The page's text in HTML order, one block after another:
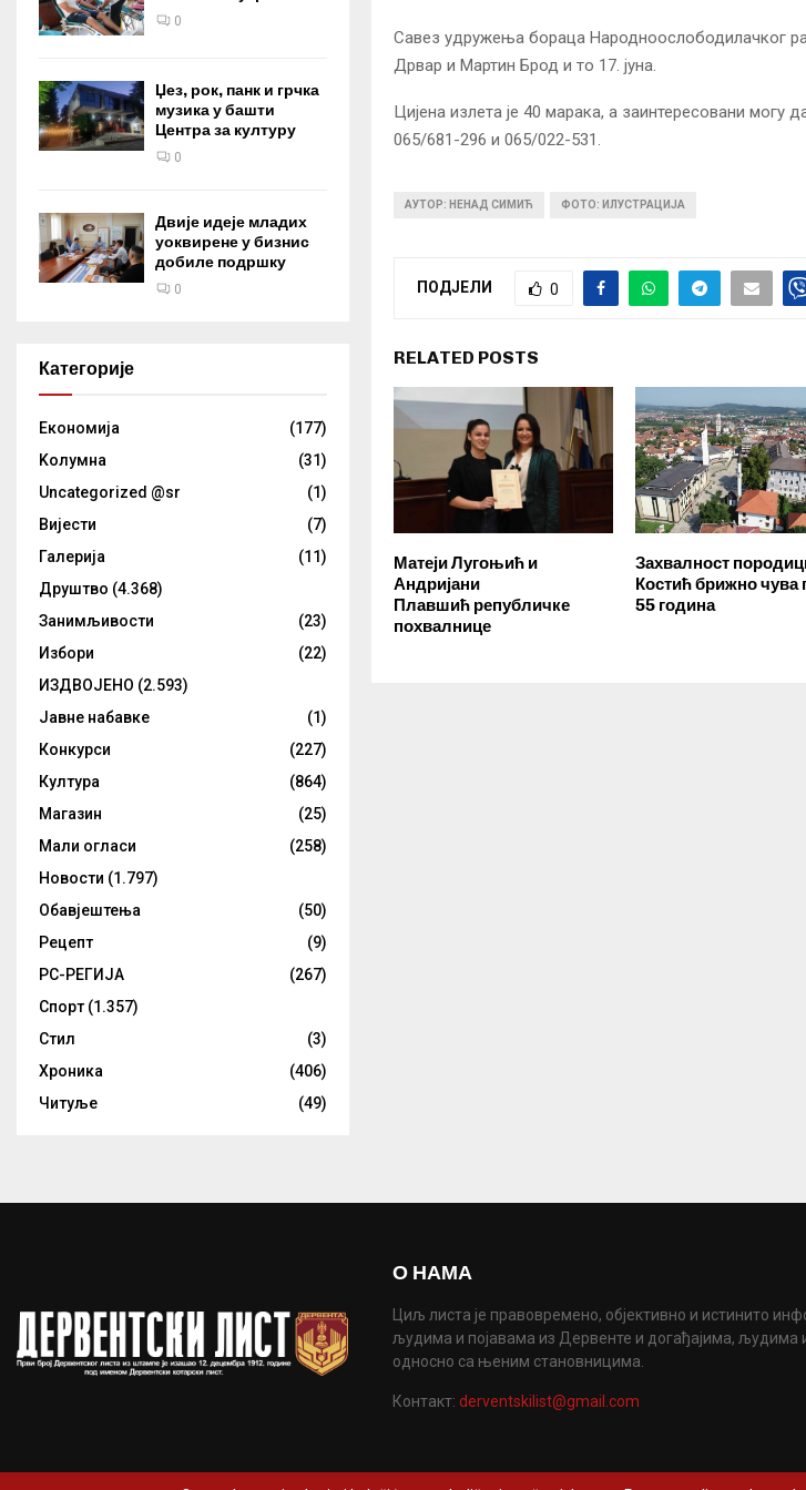
Савез удружења бораца Народноослободилачког
Дрвар и Мартин Брод и то 17. јуна.
Цијена излета је 40 марака, а заинтересовани могу
065/681-296 и 065/022-531.
АУТОР: НЕНАД СИМИЋ ФОТО: ИЛУСТРАЦИЈА
ПОДЈЕЛИ 0
RELATED POSTS
Матеји Лугоњић и
Андријани
Плавшић републичке
похвалнице
Захвалност
Костић брижно чува
55 година
0
Џез, рок, панк и грчка
музика у башти
Центра за културу
0
Двије идеје младих
уоквирене у бизнис
добиле подршку
0
Категорије
Eкономија
(177)
Kолумнa
(31)
Uncategorized @sr
(1)
Вијести
(7)
Галерија
(11)
Друштво (4.368)
Занимљивости
(23)
Избори
(22)
ИЗДВОЈЕНО (2.593)
Јавне набавке
(1)
Конкурси
(227)
Култура
(864)
Магазин
(25)
Мали огласи
(258)
Новости (1.797)
Обавјештења
(50)
Рецепт
(9)
РС-РЕГИЈА
(267)
Спорт (1.357)
Стил
(3)
Хроника
(406)
Читуље
(49)
О НАМА
Циљ листа је правовремено, објективно и истинито
људима и појавама из Дервенте и догађајима, људима
односно са њеним становницима.
Контакт: derventskilist@gmail.com